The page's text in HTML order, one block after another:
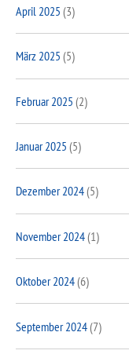
April 2025 (3)
März 2025 (5)
Februar 2025 (2)
Januar 2025 (5)
Dezember 2024(5)
November 2024(1)
Oktober 2024(6)
September 2024(7)